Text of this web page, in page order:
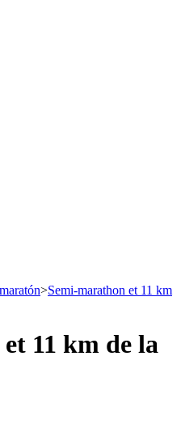
>Semi-marathon et 11 km
11 km de la